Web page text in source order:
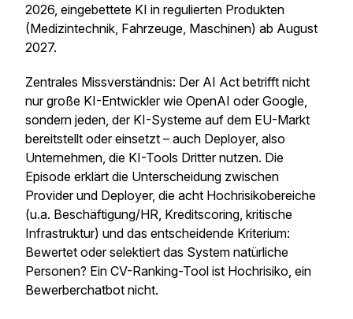
2026, eingebettete KI in regulierten Produkten
(Medizintechnik, Fahrzeuge, Maschinen) ab August
2027.
Zentrales Missverständnis: Der AI Act betrifft nicht
nur große KI-Entwickler wie OpenAI oder Google,
sondern jeden, der KI-Systeme auf dem EU-Markt
bereitstellt oder einsetzt – auch Deployer, also
Unternehmen, die KI-Tools Dritter nutzen. Die
Episode erklärt die Unterscheidung zwischen
Provider und Deployer, die acht Hochrisikobereiche
(u.a. Beschäftigung/HR, Kreditscoring, kritische
Infrastruktur) und das entscheidende Kriterium:
Bewertet oder selektiert das System natürliche
Personen? Ein CV-Ranking-Tool ist Hochrisiko, ein
Bewerberchatbot nicht.